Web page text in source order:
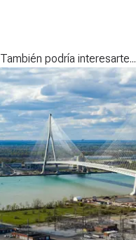
También podría interesarte...